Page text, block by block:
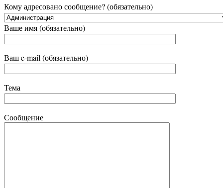
Кому адресовано сообщение? (обязательно)
Ваше имя (обязательно)
Ваш e-mail (обязательно)
Тема
Сообщение